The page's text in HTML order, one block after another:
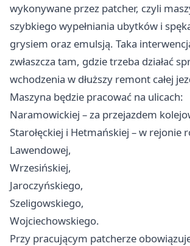
wykonywane przez patcher, czyli
szybkiego wypełniania ubytków i
grysiem oraz emulsją. Taka
zwłaszcza tam, gdzie trzeba działać
wchodzenia w dłuższy remont całej
Maszyna będzie pracować na ulicach:
Naramowickiej – za przejazdem
Starołęckiej i Hetmańskiej – w rejonie
Lawendowej,
Wrzesińskiej,
Jaroczyńskiego,
Szeligowskiego,
Wojciechowskiego.
Przy pracującym patcherze